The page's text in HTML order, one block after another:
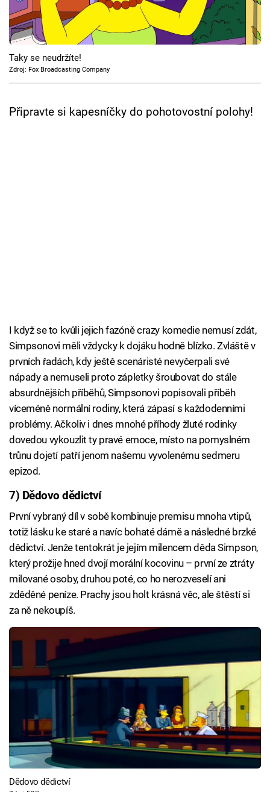
Cool Esport
Pořady
TV Program
Taky se neudržíte!
Zdroj: Fox Broadcasting Company
Připravte si kapesníčky do pohotovostní polohy!
I když se to kvůli jejich fazóně crazy komedie nemusí zdát,
Simpsonovi měli vždycky k dojáku hodně blízko. Zvláště v
prvních řadách, kdy ještě scenáristé nevyčerpali své
nápady a nemuseli proto zápletky šroubovat do stále
absurdnějších příběhů, Simpsonovi popisovali příběh
víceméně normální rodiny, která zápasí s každodenními
problémy. Ačkoliv i dnes mnohé příhody žluté rodinky
dovedou vykouzlit ty pravé emoce, místo na pomyslném
trůnu dojetí patří jenom našemu vyvolenému sedmeru
epizod.
7) Dědovo dědictví
První vybraný díl v sobě kombinuje premisu mnoha vtipů,
totiž lásku ke staré a navíc bohaté dámě a následné brzké
dědictví. Jenže tentokrát je jejím milencem děda Simpson,
který prožije hned dvojí morální kocovinu – první ze ztráty
milované osoby, druhou poté, co ho nerozveselí ani
zděděné peníze. Prachy jsou holt krásná věc, ale štěstí si
za ně nekoupíš.
Dědovo dědictví